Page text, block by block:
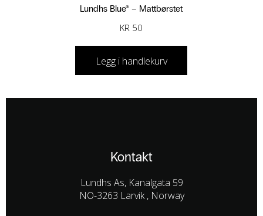
Lundhs Blue® – Mattbørstet
KR 50
Legg i handlekurv
Kontakt
Lundhs As, Kanalgata 59
NO-3263 Larvik , Norway